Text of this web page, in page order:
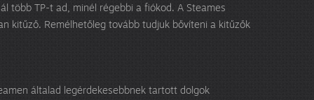
több TP-t ad, minél régebbi a fiókod. A Steames
kitűző. Remélhetőleg tovább tudjuk bővíteni a kitűzők
általad legérdekesebbnek tartott dolgok